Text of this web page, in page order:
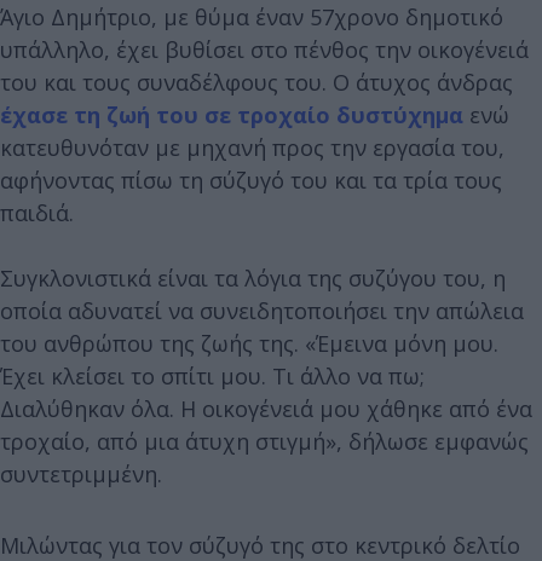
Άγιο Δημήτριο, με θύμα έναν 57χρονο δημοτικό
υπάλληλο, έχει βυθίσει στο πένθος την οικογένειά
του και τους συναδέλφους του. Ο άτυχος άνδρας
έχασε τη ζωή του σε τροχαίο δυστύχημα ενώ
κατευθυνόταν με μηχανή προς την εργασία του,
αφήνοντας πίσω τη σύζυγό του και τα τρία τους
παιδιά.
Συγκλονιστικά είναι τα λόγια της συζύγου του, η
οποία αδυνατεί να συνειδητοποιήσει την απώλεια
του ανθρώπου της ζωής της. «Έμεινα μόνη μου.
Έχει κλείσει το σπίτι μου. Τι άλλο να πω;
Διαλύθηκαν όλα. Η οικογένειά μου χάθηκε από ένα
τροχαίο, από μια άτυχη στιγμή», δήλωσε εμφανώς
συντετριμμένη.
Μιλώντας για τον σύζυγό της στο κεντρικό δελτίο